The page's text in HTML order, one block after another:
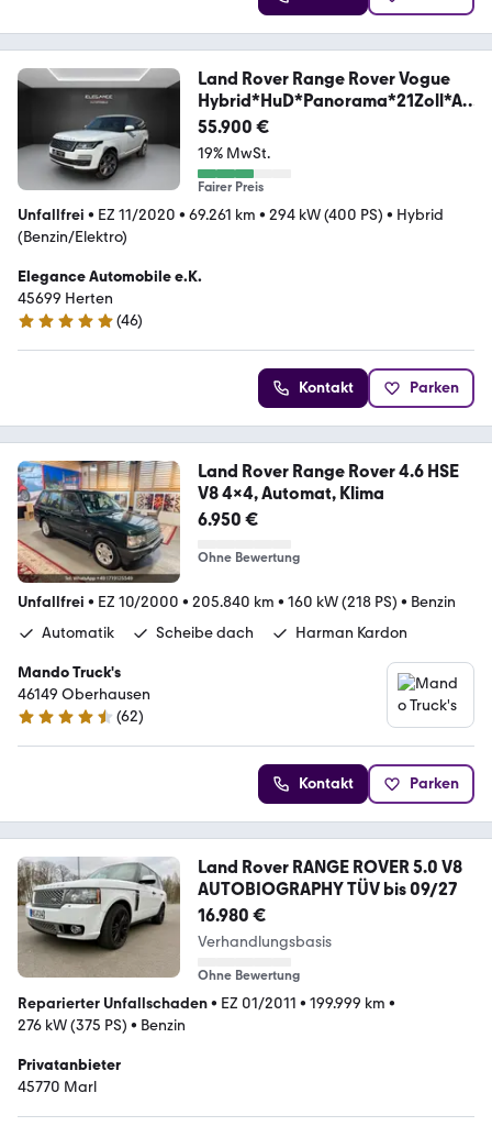
Land Rover Range Rover Vogue
Hybrid*HuD*Panorama*21Zoll*A
CC
55.900 €
19% MwSt.
Fairer Preis
Unfallfrei • EZ 11/2020 • 69.261 km • 294 kW (400 PS) • Hybrid
(Benzin/Elektro)
Elegance Automobile e.K.
45699 Herten
5 Sterne
(46)
Kontakt Parken
Land Rover Range Rover 4.6 HSE
V8 4x4, Automat, Klima
6.950 €
Ohne Bewertung
Unfallfrei • EZ 10/2000 • 205.840 km • 160 kW (218 PS) • Benzin
Automatik
Scheibe dach Harman Kardon
Mando Truck's
46149 Oberhausen
4.3 Sterne
(62)
Kontakt Parken
Land Rover RANGE ROVER 5.0 V8
AUTOBIOGRAPHY TÜV bis 09/27
16.980 €
Verhandlungsbasis
Ohne Bewertung
Reparierter Unfallschaden• EZ 01/2011 • 199.999 km •
276 kW (375 PS) • Benzin
Privatanbieter
45770 Marl